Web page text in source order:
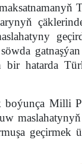
hatarda
boýunça Milli
geçirmek